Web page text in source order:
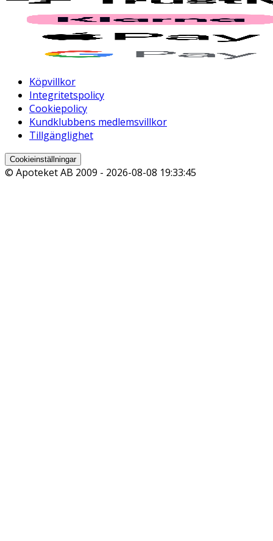
Köpvillkor
Integritetspolicy
Cookiepolicy
Kundklubbens medlemsvillkor
Tillgänglighet
Cookieinställningar
© Apoteket AB 2009 - 2026-08-08 19:33:45